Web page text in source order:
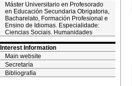
Máster Universitario en Profesorado
en Educación Secundaria Obrigatoria,
Bacharelato, Formación Profesional e
Ensino de Idiomas. Especialidade:
Ciencias Sociais. Humanidades
Interest Information
Main website
Secretaría
Bibliografía